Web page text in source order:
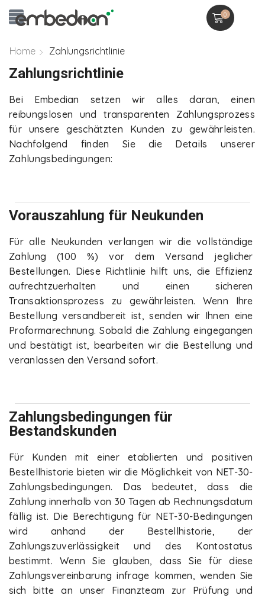
0
Home Zahlungsrichtlinie
Zahlungsrichtlinie
Bei Embedian setzen wir alles daran, einen
reibungslosen und transparenten Zahlungsprozess
für unsere geschätzten Kunden zu gewährleisten.
Nachfolgend finden Sie die Details unserer
Zahlungsbedingungen:
Vorauszahlung für Neukunden
Für alle Neukunden verlangen wir die vollständige
Zahlung (100 %) vor dem Versand jeglicher
Bestellungen. Diese Richtlinie hilft uns, die Effizienz
aufrechtzuerhalten und einen sicheren
Transaktionsprozess zu gewährleisten. Wenn Ihre
Bestellung versandbereit ist, senden wir Ihnen eine
Proformarechnung. Sobald die Zahlung eingegangen
und bestätigt ist, bearbeiten wir die Bestellung und
veranlassen den Versand sofort.
Zahlungsbedingungen für
Bestandskunden
Für Kunden mit einer etablierten und positiven
Bestellhistorie bieten wir die Möglichkeit von NET-30-
Zahlungsbedingungen. Das bedeutet, dass die
Zahlung innerhalb von 30 Tagen ab Rechnungsdatum
fällig ist. Die Berechtigung für NET-30-Bedingungen
wird anhand der Bestellhistorie, der
Zahlungszuverlässigkeit und des Kontostatus
bestimmt. Wenn Sie glauben, dass Sie für diese
Zahlungsvereinbarung infrage kommen, wenden Sie
sich bitte an unser Finanzteam zur Prüfung und